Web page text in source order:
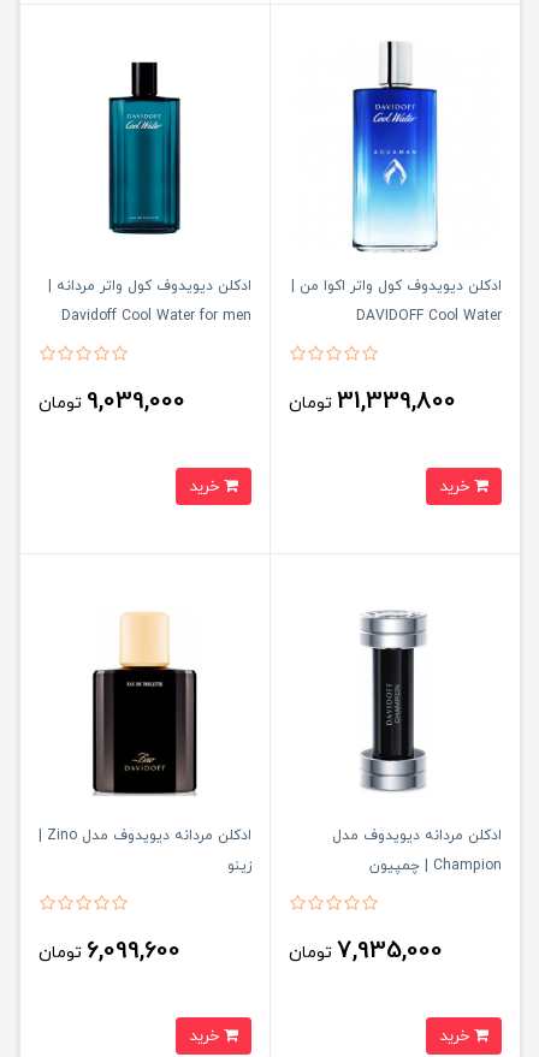
ادکلن دیویدوف کول واتر اکوا من |
DAVIDOFF Cool Water
31,339,800 تومان
ادکلن دیویدوف کول واتر مردانه |
Davidoff Cool Water for men
9,039,000 تومان
ادکلن مردانه دیویدوف مدل
Champion | چمپیون
7,935,000 تومان
ادکلن مردانه دیویدوف مدل Zino |
زینو
6,099,600 تومان